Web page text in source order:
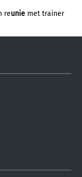
reunie met trainer